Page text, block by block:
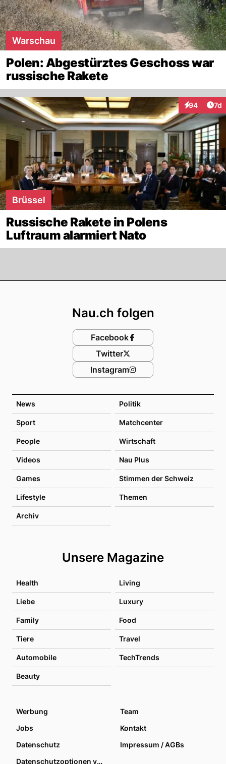
Warschau
Polen: Abgestürztes Geschoss war
russische Rakete
94
Interaktionen
7d
Brüssel
Russische Rakete in Polens
Luftraum alarmiert Nato
News Politik
Sport Matchcenter
People Wirtschaft
Videos Nau Plus
Games Stimmen der Schweiz
Lifestyle Themen
Archiv
Unsere Magazine
Health Living
Liebe Luxury
Family Food
Tiere Travel
Automobile TechTrends
Beauty
Nau.ch folgen
Facebook
Twitter
Instagram
Werbung
Team
Jobs
Kontakt
Datenschutz
Impressum / AGBs
Datenschutzoptionen verwalten